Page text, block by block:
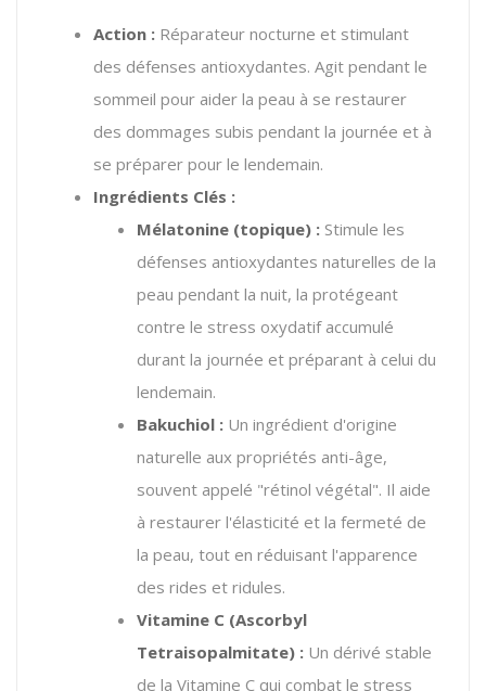
Action : Réparateur nocturne et stimulant
des défenses antioxydantes. Agit pendant le
sommeil pour aider la peau à se restaurer
des dommages subis pendant la journée et à
se préparer pour le lendemain.
Ingrédients Clés :
Mélatonine (topique) : Stimule les
défenses antioxydantes naturelles de la
peau pendant la nuit, la protégeant
contre le stress oxydatif accumulé
durant la journée et préparant à celui du
lendemain.
Bakuchiol : Un ingrédient d'origine
naturelle aux propriétés anti-âge,
souvent appelé "rétinol végétal". Il aide
à restaurer l'élasticité et la fermeté de
la peau, tout en réduisant l'apparence
des rides et ridules.
Vitamine C (Ascorbyl
Tetraisopalmitate) : Un dérivé stable
de la Vitamine C qui combat le stress